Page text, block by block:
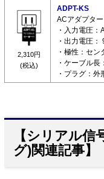
2,310円
(税込)
ADPT-KS
ACアダプター
・入力電圧
・出力電圧：
・極性：セン
・ケーブル長
・プラグ：
【シリアル信
グ)関連記事】